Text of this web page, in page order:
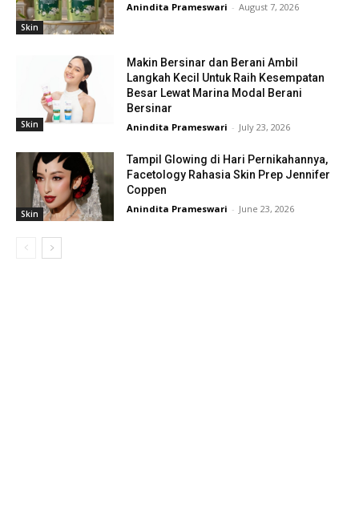
Skin
Anindita Prameswari - August 7, 2026
Skin
Makin Bersinar dan Berani Ambil
Langkah Kecil Untuk Raih Kesempatan
Besar Lewat Marina Modal Berani
Bersinar
Anindita Prameswari - July 23, 2026
Skin
Tampil Glowing di Hari Pernikahannya,
Facetology Rahasia Skin Prep Jennifer
Coppen
Anindita Prameswari - June 23, 2026